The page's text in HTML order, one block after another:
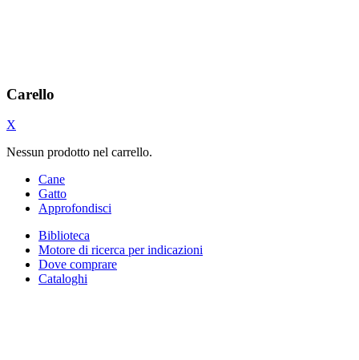
Carello
X
Nessun prodotto nel carrello.
Cane
Gatto
Approfondisci
Biblioteca
Motore di ricerca per indicazioni
Dove comprare
Cataloghi